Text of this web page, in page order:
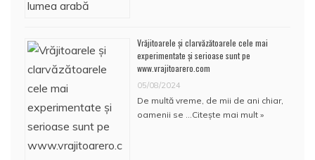
Vrăjitoarele și clarvăzătoarele cele mai
experimentate și serioase sunt pe
www.vrajitoarero.com
05/08/2024
De multă vreme, de mii de ani chiar,
oamenii se … Citește mai mult »